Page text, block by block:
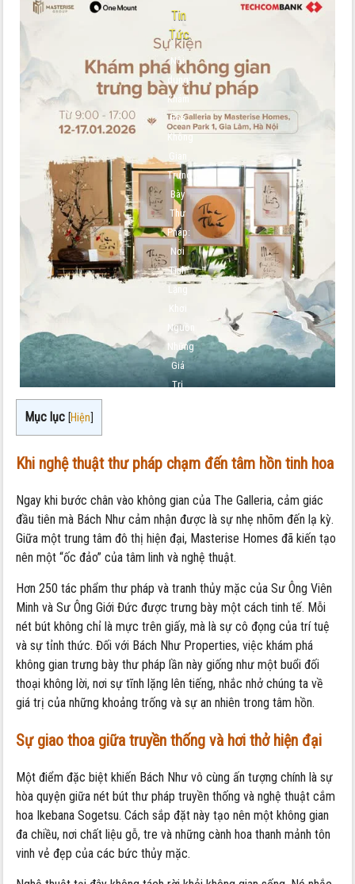
Tin
Tức
Nội
dung:
Khám
Phá
Không
Trưng
Bày
Thư
Pháp:
Nơi
Tĩnh
Lặng
Khơi
Nguồn
Những
Giá
Trị
Mục lục [Hiện]
Khi nghệ thuật thư pháp chạm đến tâm hồn tinh hoa
Ngay khi bước chân vào không gian của The Galleria, cảm giác
đầu tiên mà Bách Như cảm nhận được là sự nhẹ nhõm đến lạ kỳ.
Giữa một trung tâm đô thị hiện đại, Masterise Homes đã kiến tạo
nên một “ốc đảo” của tâm linh và nghệ thuật.
Hơn 250 tác phẩm thư pháp và tranh thủy mặc của Sư Ông Viên
Minh và Sư Ông Giới Đức được trưng bày một cách tinh tế. Mỗi
nét bút không chỉ là mực trên giấy, mà là sự cô đọng của trí tuệ
và sự tỉnh thức. Đối với Bách Như Properties, việc khám phá
không gian trưng bày thư pháp lần này giống như một buổi đối
thoại không lời, nơi sự tĩnh lặng lên tiếng, nhắc nhở chúng ta về
giá trị của những khoảng trống và sự an nhiên trong tâm hồn.
Sự giao thoa giữa truyền thống và hơi thở hiện đại
Một điểm đặc biệt khiến Bách Như vô cùng ấn tượng chính là sự
hòa quyện giữa nét bút thư pháp truyền thống và nghệ thuật cắm
hoa Ikebana Sogetsu. Cách sắp đặt này tạo nên một không gian
đa chiều, nơi chất liệu gỗ, tre và những cành hoa thanh mảnh tôn
vinh vẻ đẹp của các bức thủy mặc.